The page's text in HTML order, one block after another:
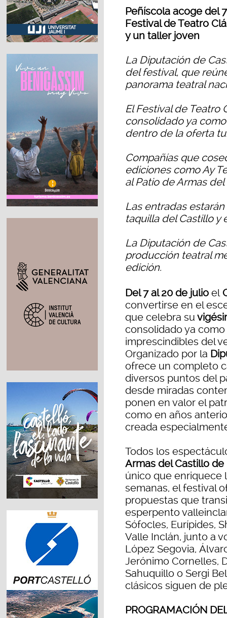
Peñíscola acoge del
Festival de Teatro
y un taller joven
La Diputación de
del festival, que
panorama teatral
El Festival de Teatro
consolidado ya
dentro de la oferta
Compañías que
ediciones como Ay
al Patio de Armas del
Las entradas
taquilla del Castillo y
La Diputación de
producción teatral
edición.
Del 7 al 20 de julio el
convertirse en el
que celebra su
consolidado ya
imprescindibles del
Organizado por la
ofrece un completo
diversos puntos del
desde miradas
ponen en valor el
como en años
creada
Todos los
Armas del Castillo de
único que enriquece
semanas, el festival
propuestas que
esperpento
Sófocles, Eurípides,
Valle Inclán, junto a
López Segovia,
Jerónimo Cornelles,
Sahuquillo o Sergi
clásicos siguen de
PROGRAMACIÓN